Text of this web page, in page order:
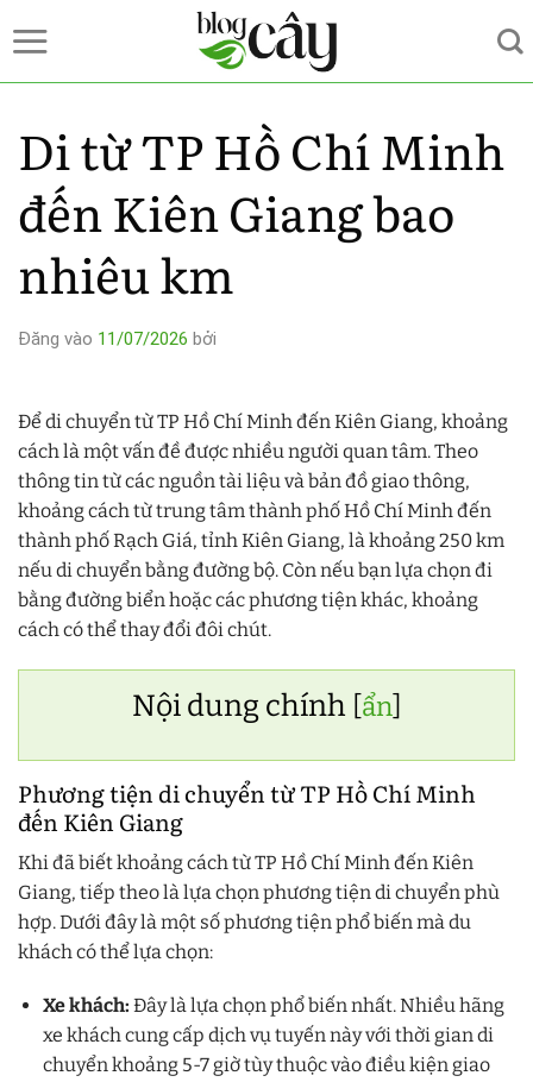
qua
Di từ TP Hồ Chí Minh
đến Kiên Giang bao
nhiêu km
Đăng vào 11/07/2026 bởi
Để di chuyển từ TP Hồ Chí Minh đến Kiên Giang, khoảng
cách là một vấn đề được nhiều người quan tâm. Theo
thông tin từ các nguồn tài liệu và bản đồ giao thông,
khoảng cách từ trung tâm thành phố Hồ Chí Minh đến
thành phố Rạch Giá, tỉnh Kiên Giang, là khoảng 250 km
nếu di chuyển bằng đường bộ. Còn nếu bạn lựa chọn đi
bằng đường biển hoặc các phương tiện khác, khoảng
cách có thể thay đổi đôi chút.
Nội dung chính [ẩn]
Phương tiện di chuyển từ TP Hồ Chí Minh
đến Kiên Giang
Khi đã biết khoảng cách từ TP Hồ Chí Minh đến Kiên
Giang, tiếp theo là lựa chọn phương tiện di chuyển phù
hợp. Dưới đây là một số phương tiện phổ biến mà du
khách có thể lựa chọn:
Xe khách: Đây là lựa chọn phổ biến nhất. Nhiều hãng
xe khách cung cấp dịch vụ tuyến này với thời gian di
chuyển khoảng 5-7 giờ tùy thuộc vào điều kiện giao